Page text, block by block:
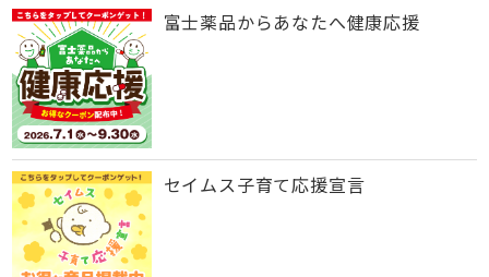
富士薬品からあなたへ健康応援
セイムス子育て応援宣言